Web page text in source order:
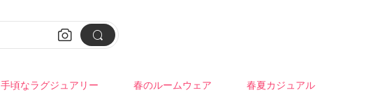
 
手頃なラグジュアリー 春のルームウェア 春夏カジュアル